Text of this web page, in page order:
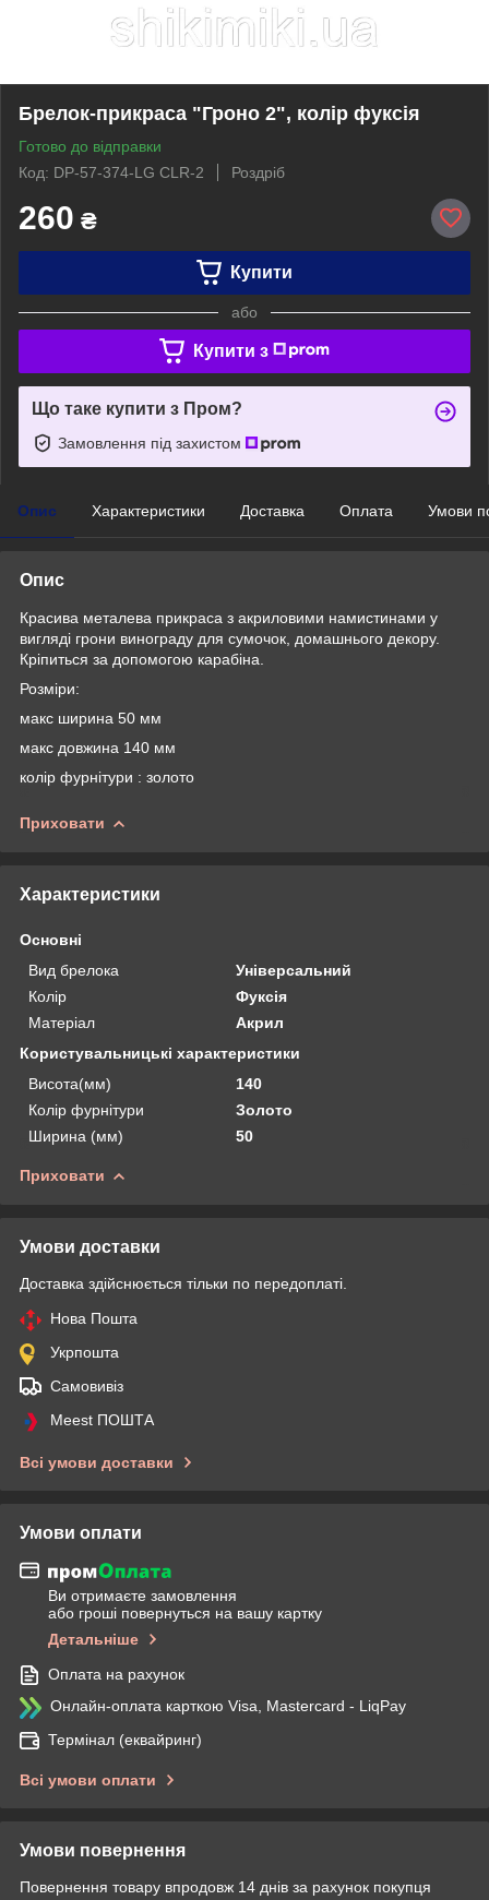
Брелок-прикраса "Гроно 2", колір фуксія
Готово до відправки
Код: DP-57-374-LG CLR-2
Роздріб
260 ₴
Купити
або
Купити з
Що таке купити з Пром?
Замовлення під захистом
Опис Характеристики Доставка Оплата Умови
Опис
Красива металева прикраса з акриловими намистинами у
вигляді грони винограду для сумочок, домашнього декору.
Кріпиться за допомогою карабіна.
Розміри:
макс ширина 50 мм
макс довжина 140 мм
колір фурнітури : золото
Приховати
Характеристики
Основні
Вид брелока
Універсальний
Колір
Фуксія
Матеріал
Акрил
Користувальницькі характеристики
Висота(мм)
140
Колір фурнітури
Золото
Ширина (мм)
50
Приховати
Умови доставки
Доставка здійснюється тільки по передоплаті.
Нова Пошта
Укрпошта
Самовивіз
Meest ПОШТА
Всі умови доставки
Умови оплати
Ви отримаєте замовлення
або гроші повернуться на вашу картку
Детальніше
Оплата на рахунок
Онлайн-оплата карткою Visa, Mastercard - LiqPay
Термінал (еквайринг)
Всі умови оплати
Умови повернення
Повернення товару впродовж 14 днів за рахунок покупця